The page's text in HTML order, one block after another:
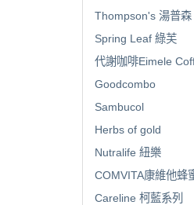
Thompson's 湯普森
Spring Leaf 綠芙
代謝咖啡Eimele
Goodcombo
Sambucol
Herbs of gold
Nutralife 紐樂
COMVITA康維他蜂
Careline 柯藍系列
Swisse